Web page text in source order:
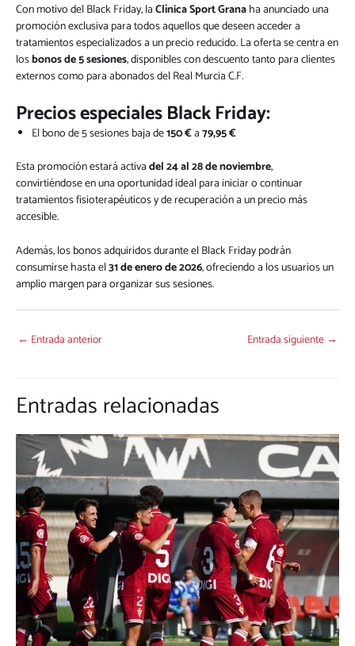
Con motivo del Black Friday, laClínica Sport Granaha anunciado una
promoción exclusiva para todos aquellos que deseen acceder a
tratamientos especializados a un precio reducido. La oferta se centra en
losbonos de 5 sesiones, disponibles con descuento tanto para clientes
externos como para abonados del Real Murcia C.F.
Precios especiales Black Friday:
El bono de 5 sesiones baja de150 €a79,95 €
Esta promoción estará activadel 24 al 28 de noviembre,
convirtiéndose en una oportunidad ideal para iniciar o continuar
tratamientos fisioterapéuticos y de recuperación a un precio más
accesible.
Además, los bonos adquiridos durante el Black Friday podrán
consumirse hasta el31 de enero de 2026, ofreciendo a los usuarios un
amplio margen para organizar sus sesiones.
← Entrada anterior Entrada siguiente →
Entradas relacionadas